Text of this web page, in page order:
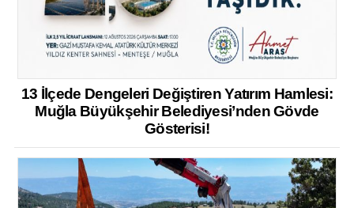
13 İlçede Dengeleri Değiştiren Yatırım Hamlesi:
Muğla Büyükşehir Belediyesi’nden Gövde
Gösterisi!